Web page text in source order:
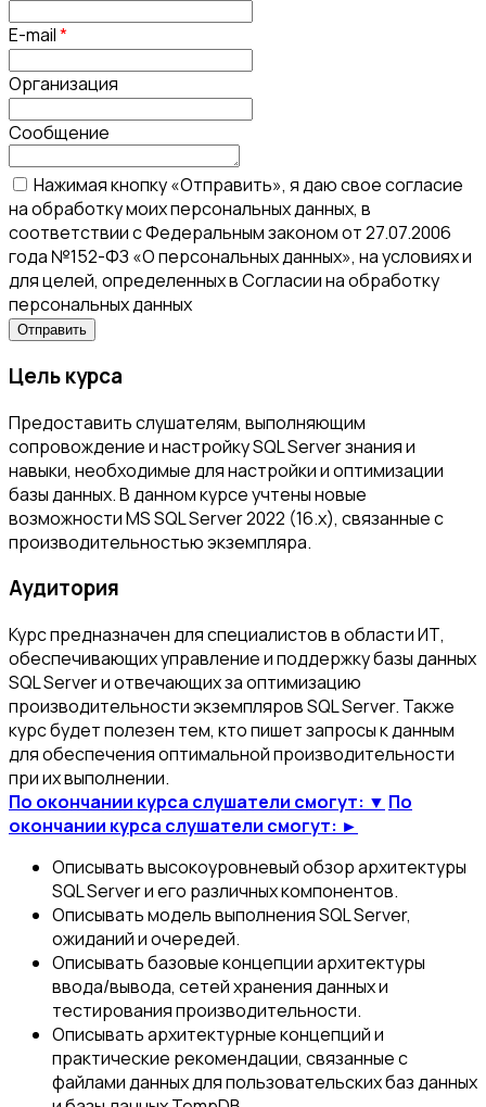
E-mail*
Организация
Сообщение
Нажимая кнопку «Отправить», я даю свое согласие
на обработку моих персональных данных, в
соответствии с Федеральным законом от 27.07.2006
года №152-ФЗ «О персональных данных», на условиях и
для целей, определенных в Согласии на обработку
персональных данных
Цель курса
Предоставить слушателям, выполняющим
сопровождение и настройку SQL Server знания и
навыки, необходимые для настройки и оптимизации
базы данных. В данном курсе учтены новые
возможности MS SQL Server 2022 (16.x), связанные с
производительностью экземпляра.
Аудитория
Курс предназначен для специалистов в области ИТ,
обеспечивающих управление и поддержку базы данных
SQL Server и отвечающих за оптимизацию
производительности экземпляров SQL Server. Также
курс будет полезен тем, кто пишет запросы к данным
для обеспечения оптимальной производительности
при их выполнении.
По окончании курса слушатели смогут: ▼ По
окончании курса слушатели смогут: ►
Описывать высокоуровневый обзор архитектуры
SQL Server и его различных компонентов.
Описывать модель выполнения SQL Server,
ожиданий и очередей.
Описывать базовые концепции архитектуры
ввода/вывода, сетей хранения данных и
тестирования производительности.
Описывать архитектурные концепций и
практические рекомендации, связанные с
файлами данных для пользовательских баз данных